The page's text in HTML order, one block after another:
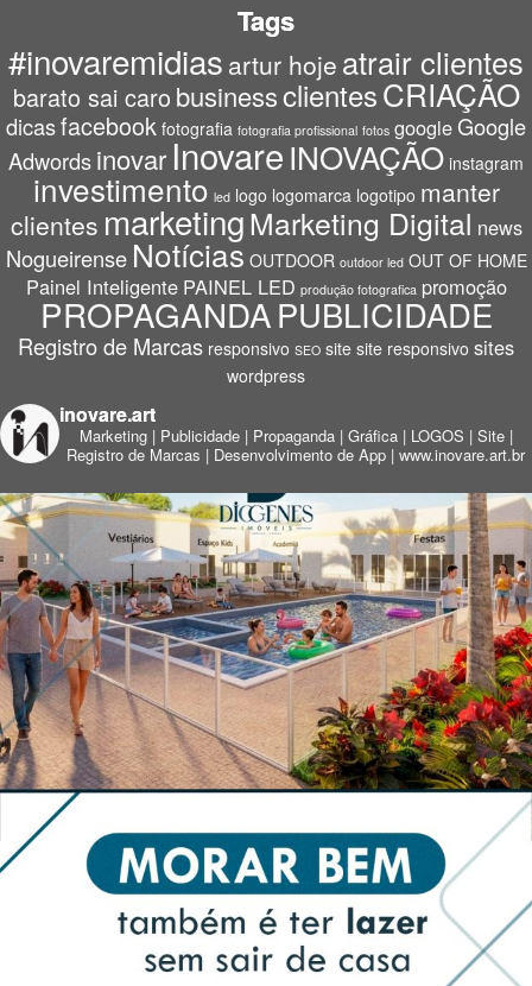
Tags
#inovaremidias artur hoje atrair clientes
barato sai caro businessclientesCRIAÇÃO
dicasfacebook fotografia fotografia profissional fotos google Google
Adwordsinovar InovareINOVAÇÃO instagram
investimento led logo logomarca logotipo manter
clientes marketingMarketing Digital news
Nogueirense Notícias OUTDOOR outdoor led OUT OF HOME
Painel Inteligente PAINEL LED produção fotografica promoção
PROPAGANDAPUBLICIDADE
Registro de Marcas responsivo SEO site site responsivo sites
wordpress
inovare.art
Marketing | Publicidade | Propaganda | Gráfica | LOGOS | Site |
Registro de Marcas | Desenvolvimento de App | www.inovare.art.br